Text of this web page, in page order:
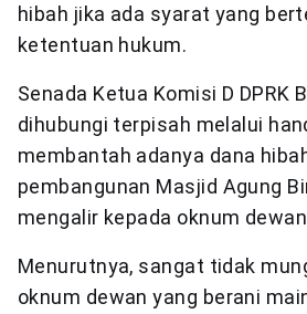
hibah jika ada syarat yang
ketentuan hukum.
Senada Ketua Komisi D DPRK
dihubungi terpisah melalui
membantah adanya dana
pembangunan Masjid Agung
mengalir kepada oknum
Menurutnya, sangat tidak
oknum dewan yang berani